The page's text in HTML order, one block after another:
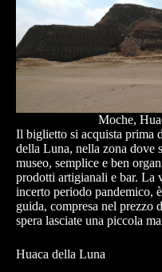
Moche,
Il biglietto si acquista prima
della Luna, nella zona dove
museo, semplice e ben
prodotti artigianali e bar. La
incerto periodo pandemico,
guida, compresa nel prezzo
spera lasciate una piccola
Huaca della Luna